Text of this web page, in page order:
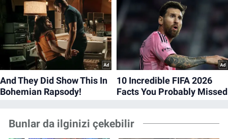
Bunlar da ilginizi çekebilir